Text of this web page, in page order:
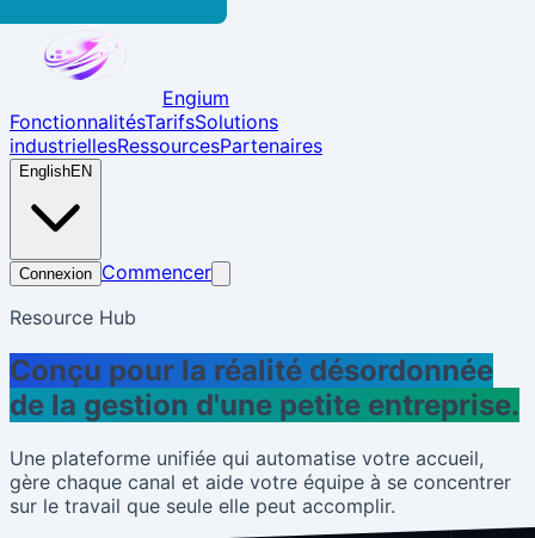
Engium
FonctionnalitésTarifsSolutions
industriellesRessourcesPartenaires
EnglishEN
Connexion Commencer
Resource Hub
Conçu pour la réalité désordonnée
de la gestion d'une petite entreprise.
Une plateforme unifiée qui automatise votre accueil,
gère chaque canal et aide votre équipe à se concentrer
sur le travail que seule elle peut accomplir.